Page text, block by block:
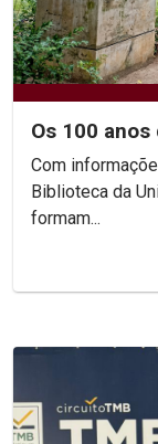
Os 100
Com informações do
Biblioteca da
formam...